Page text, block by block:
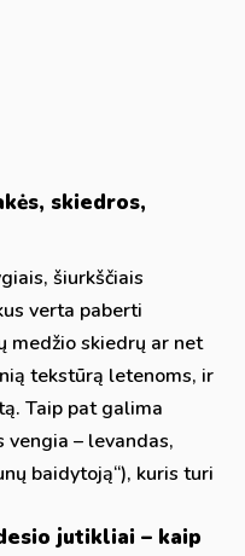
skiedros,
šiurkščiais
verta paberti
medžio skiedrų ar net
tekstūrą letenoms, ir
Taip pat galima
– levandas,
baidytoją“), kuris turi
jutikliai – kaip